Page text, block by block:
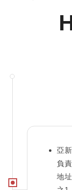
亞
負
地